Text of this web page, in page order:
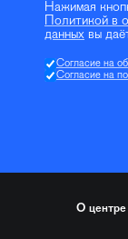
Нажимая
Политикой в
данных вы
Согласие на
Согласие на
О центре